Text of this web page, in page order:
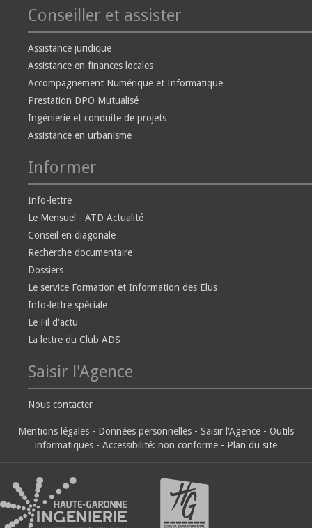
Conseiller et assister
Assistance juridique
Assistance en finances locales
Accompagnement Numérique et Informatique
Prestation DPO Mutualisé
Ingénierie et conduite de projets
Assistance en urbanisme
Informer
Info-lettre
Le Mensuel - ATD Actualité
Conseil en diagonale
Recherche documentaire
Dossiers
Le service Formation et Information des Elus
Info-lettre spéciale
Le Fil d'actu
La lettre du Club ADS
Saisir l'Agence
Nous contacter
Mentions légales - Données personnelles - Saisir l'Agence - Outils
informatiques - Accessibilité: non conforme - Plan du site